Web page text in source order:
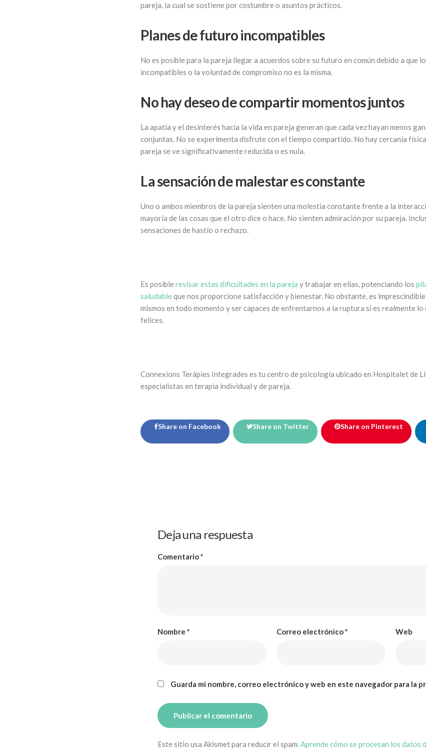
pareja, la cual se sostiene por costumbre o asuntos prácticos.
Planes de futuro incompatibles
No es posible para la pareja llegar a acuerdos sobre su futuro en común debido a que
incompatibles o la voluntad de compromiso no es la misma.
No hay deseo de compartir momentos juntos
La apatía y el desinterés hacia la vida en pareja generan que cada vez hayan menos
conjuntas. No se experimenta disfrute con el tiempo compartido. No hay cercanía
pareja se ve significativamente reducida o es nula.
La sensación de malestar es constante
Uno o ambos miembros de la pareja sienten una molestia constante frente a la
mayoría de las cosas que el otro dice o hace. No sienten admiración por su pareja.
sensaciones de hastío o rechazo.
Es posiblerevisar estas dificultades en la pareja y trabajar en ellas, potenciando los
saludableque nos proporcione satisfacción y bienestar. No obstante, es
mismos en todo momento y ser capaces de enfrentarnos a la ruptura si es realmente
felices.
Connexions Teràpies Integrades es tu centro de psicología ubicado en Hospitalet de
especialistas en terapia individual y de pareja.
Share on Facebook Share on Twitter Share on Pinterest
Deja una respuesta
Comentario*
Nombre * Correo electrónico* Web
Guarda mi nombre, correo electrónico y web en este navegador para la
Este sitio usa Akismet para reducir el spam.Aprende cómo se procesan los datos